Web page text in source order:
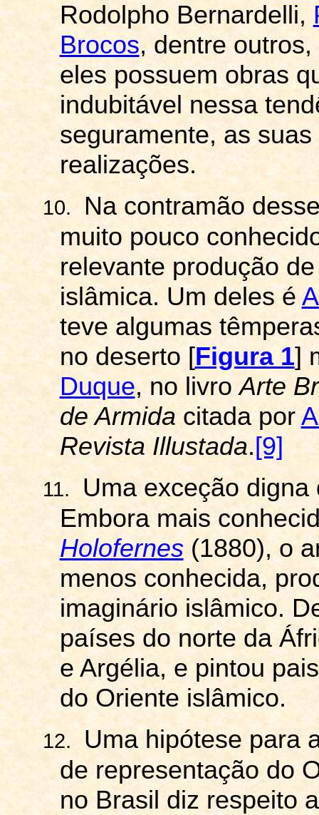
Rodolpho Bernardelli,
Brocos, dentre
eles possuem obras
indubitável nessa
seguramente, as
realizações.
10.
Na contramão
muito pouco
relevante produção
islâmica. Um deles é
teve algumas
no deserto [Figura 1]
Duque, no livroArte
deArmida citada por
Revista Illustada. [9]
11.
Uma exceção
Embora mais
Holofernes(1880), o
menos conhecida,
imaginário islâmico.
países do norte da
e Argélia, e pintou
do Oriente islâmico.
12.
Uma hipótese para
de representação do
no Brasil diz respeito